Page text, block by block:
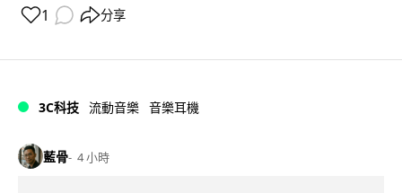
1 分享
3C科技 流動音樂 音樂耳機
藍骨 4 小時